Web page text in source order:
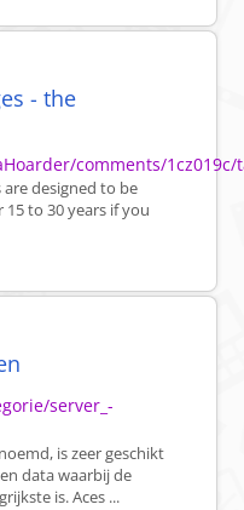
- the
comments/1cz019c/
are designed to be
to 30 years if you
server_-
is zeer geschikt
data waarbij de
is. Aces ...